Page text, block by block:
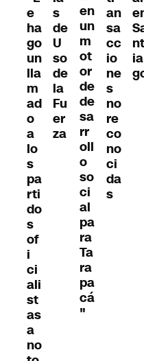
e
ha
go
un
lla
m
ad
o
a
lo
s
pa
rti
do
s
of
i
ci
ali
st
as
a
no
s
de
U
so
de
la
Fu
er
za
en
un
m
ot
or
de
de
sa
rr
oll
o
so
ci
al
pa
ra
Ta
ra
pa
cá
"
an
sa
cc
io
ne
s
no
re
co
no
ci
da
s
nt
ia